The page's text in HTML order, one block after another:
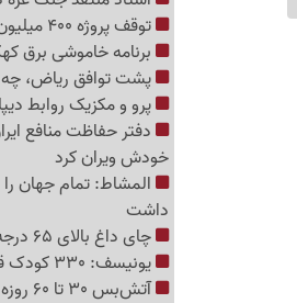
توقف پروژه 400 میلیون دلاری ترامپ در کاخ سفید با حکم دادگاه
برنامه خاموشی برق کهکیلویه
پشت توافق ریاض،
پرو و مکزیک روابط
دفتر حفاظت منافع
خودش ویران کرد
المشاط: تمام جهان
داشت
چای داغ بالای 65 درجه خطر سرطان مری را افزایش می‌دهد
یونیسف: 330 کودک قربانی شیوع ابولا در کنگو شدند
آتش‌بس 30 تا 60 روزه